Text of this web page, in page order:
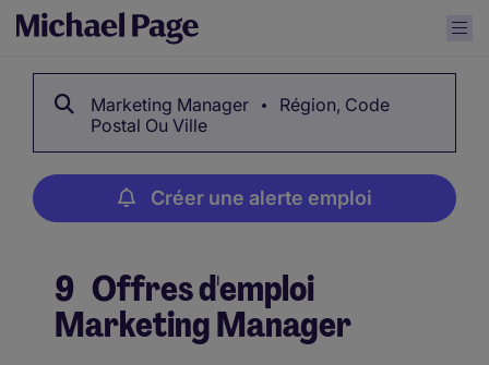
Marketing Manager
Région, Code
Postal Ou Ville
Créer une alerte emploi
9 Offres d'emploi
Marketing Manager